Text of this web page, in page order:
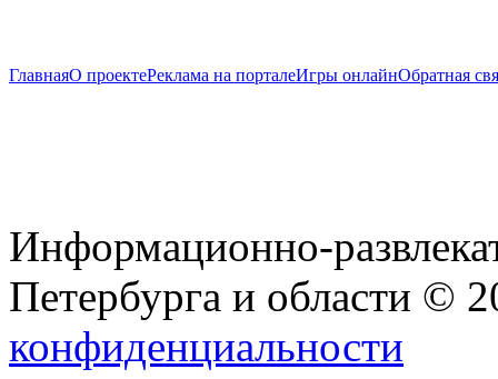
ГлавнаяО проектеРеклама на порталеИгры онлайнОбратная
Информационно-
Петербурга и области ©
конфиденциальности